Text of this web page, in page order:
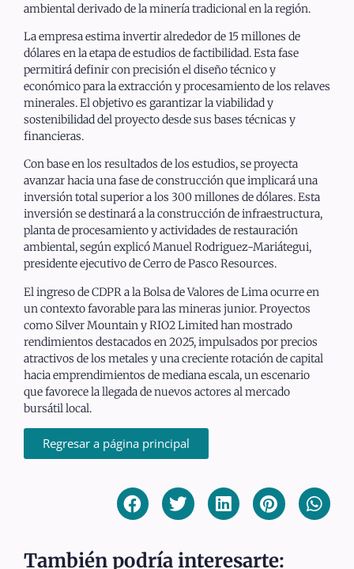
ambiental derivado de la minería tradicional en la región.
La empresa estima invertir alrededor de 15 millones de
dólares en la etapa de estudios de factibilidad. Esta fase
permitirá definir con precisión el diseño técnico y
económico para la extracción y procesamiento de los relaves
minerales. El objetivo es garantizar la viabilidad y
sostenibilidad del proyecto desde sus bases técnicas y
financieras.
Con base en los resultados de los estudios, se proyecta
avanzar hacia una fase de construcción que implicará una
inversión total superior a los 300 millones de dólares. Esta
inversión se destinará a la construcción de infraestructura,
planta de procesamiento y actividades de restauración
ambiental, según explicó Manuel Rodriguez-Mariátegui,
presidente ejecutivo de Cerro de Pasco Resources.
El ingreso de CDPR a la Bolsa de Valores de Lima ocurre en
un contexto favorable para las mineras junior. Proyectos
como Silver Mountain y RIO2 Limited han mostrado
rendimientos destacados en 2025, impulsados por precios
atractivos de los metales y una creciente rotación de capital
hacia emprendimientos de mediana escala, un escenario
que favorece la llegada de nuevos actores al mercado
bursátil local.
Regresar a página principal
También podría interesarte: